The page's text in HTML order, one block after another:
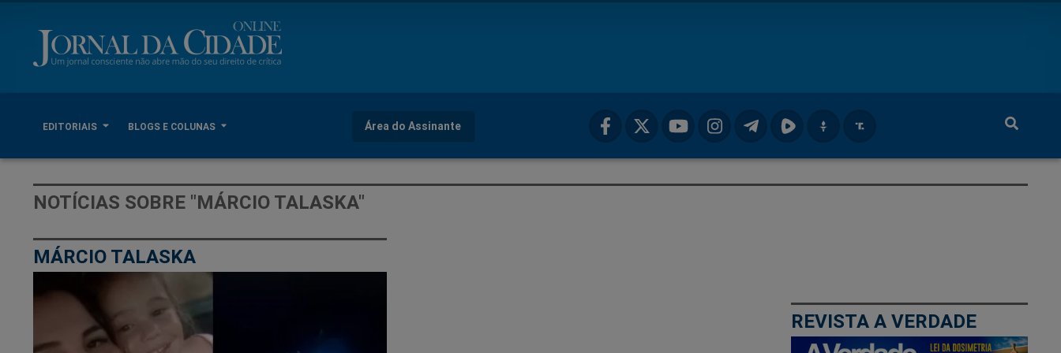
EDITORIAIS BLOGS E COLUNAS Área do Assinante
NOTÍCIAS SOBRE "MÁRCIO TALASKA"
MÁRCIO TALASKA
REVISTA A VERDADE